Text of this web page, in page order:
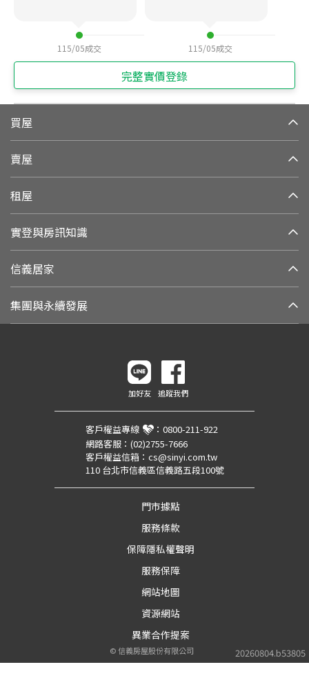
115/05成交 115/05成交
完整實價登錄
買屋
賣屋
租屋
實登與房訊知識
信義居家
集團與永續發展
20260804.b53805
加好友 追蹤我們
客戶權益專線 ： 0800-211-922
網路客服： (02)2755-7666
客戶權益信箱： cs@sinyi.com.tw
110 台北市信義區信義路五段100號
門市據點
服務條款
保障隱私權聲明
服務保障
網站地圖
資源網站
異業合作提案
©信義房屋股份有限公司